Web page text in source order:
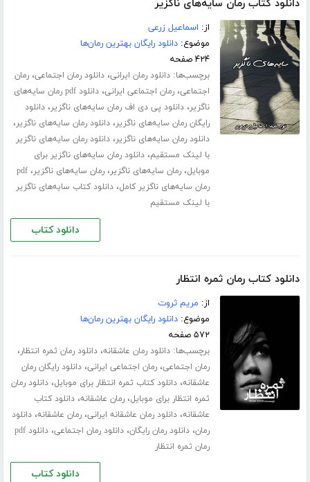
دانلود کتاب رمان سایه‌های ناگزیر
از: اسماعیل زرعی
موضوع:دانلود رایگان بهترین رمان‌ها
۴۲۴ صفحه
برچسب‌ها:دانلود رمان ایرانی،دانلود رمان اجتماعی،رمان
اجتماعی،رمان اجتماعی ایرانی،
دانلود pdf رمان سایه‌های
ناگزیر،دانلود پی دی اف رمان سایه‌های ناگزیر،دانلود
رایگان رمان سایه‌های ناگزیر،دانلود رمان سایه‌های ناگزیر،
دانلود رمان سایه‌های ناگزیر،دانلود رمان سایه‌های ناگزیر
با لینک مستقیم،دانلود رمان سایه‌های ناگزیر برای
موبایل،رمان سایه‌های ناگزیر،رمان سایه‌های ناگزیر،pdf
رمان سایه‌های ناگزیر کامل،دانلود کتاب سایه‌های ناگزیر
با لینک مستقیم
دانلود کتاب
دانلود کتاب رمان ثمره انتظار
از: مریم ثروت
موضوع:دانلود رایگان بهترین رمان‌ها
۵۷۲ صفحه
برچسب‌ها:دانلود رمان عاشقانه،دانلود رمان ثمره انتظار،
رمان اجتماعی،رمان اجتماعی ایرانی،دانلود رایگان رمان
عاشقانه،دانلود کتاب ثمره انتظار برای موبایل،دانلود رمان
ثمره انتظار برای موبایل،رمان عاشقانه،دانلود کتاب
عاشقانه،دانلود رمان عاشقانه ایرانی،رمان عاشقانه،دانلود
رمان،دانلود رمان رایگان،دانلود رمان اجتماعی،
دانلود pdf
رمان ثمره انتظار
دانلود کتاب